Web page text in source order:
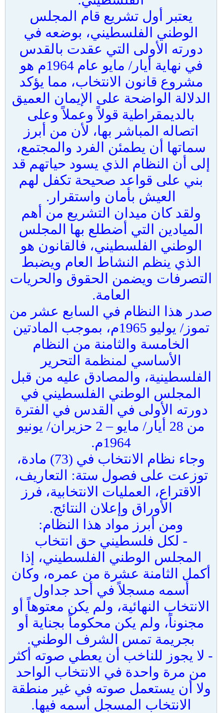
يعتبر أول تشريع قام المجلس
الوطني الفلسطيني، بوضعه في
دورته الأولى التي عقدت بالقدس
في نهاية أيار/ مايو عام 1964م هو
مشروع قانون الانتخاب، مما يؤكد
الدلالة الواضحة على الإيمان العميق
بالديمقراطية قولاً وعملاً وعلى
اتصاله المباشر بها، لأن من أبرز
سماتها أن يطمئن الفرد والمجتمع،
إلى أن النظام الذي يسود حياتهم قد
بني على قواعد صحيحة تكفل لهم
العيش بأمان واستقرار.
ولقد كان ميدان التشريع من أهم
الميادين التي أضطلع بها المجلس
الوطني الفلسطيني، فالقانون هو
الذي ينظم النشاط العام ويضبط
التصرفات ويضمن الحقوق والحريات
العامة.
صدر هذا النظام في السابع عشر من
تموز/ يوليو 1965م، بموجب المادتين
الخامسة والثامنة من النظام
الأساسي لمنظمة التحرير
الفلسطينية، والمصادق عليه من قبل
المجلس الوطني الفلسطيني في
دورته الأولى في القدس في الفترة
من 28 أيار/ مايو – 2 حزيران/ يونيو
1964م.
وجاء نظام الانتخاب في (73) مادة،
توزعت على فصول ستة: التعاريف،
الاقتراع، العمليات الانتخابية، فرز
الأوراق وإعلان النتائج.
ومن أبرز مواد هذا النظام:
- لكل فلسطيني حق انتخاب
المجلس الوطني الفلسطيني، إذا
أكمل الثامنة عشرة من عمره، وكان
أسمه مسجلاً في أحد جداول
الانتخاب النهائية، ولم يكن معتوهاً أو
مجنوناً، ولم يكن محكوماً بجناية أو
بجريمة تمس الشرف الوطني.
- لا يجوز للناخب أن يعطي صوته أكثر
من مرة واحدة في الانتخاب الواحد
ولا أن يستعمل صوته في غير منطقة
الانتخاب المسجل أسمه فيها.